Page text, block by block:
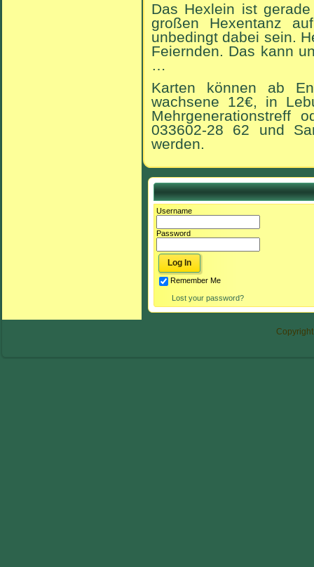
Das Hexlein ist
großen Hexentanz
unbedingt dabei sein.
Feiernden. Das kann
…
Karten können ab
wachsene 12€, in
Mehrgenerationstreff
033602-28 62 und
werden.
Username
Password
Remember Me
Lost your password?